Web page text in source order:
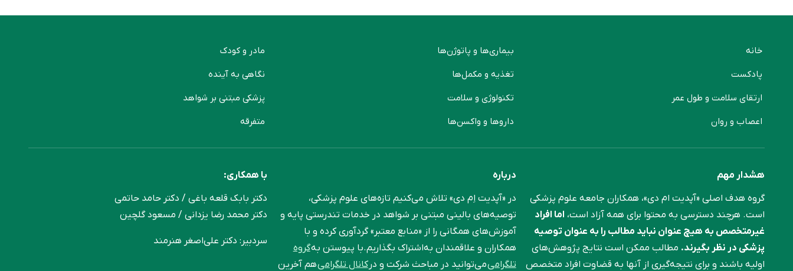
خانه
پادکست
ارتقای سلامت و طول عمر
اعصاب و روان
بیماری‌ها و پاتوژن‌ها
تغذیه و مکمل‌ها
تکنولوژی و سلامت
دارو‌ها و واکسن‌ها
مادر و کودک
نگاهی به آینده
پزشکی مبتنی بر شواهد
متفرقه
هشدار مهم
گروه هدف اصلی «آپدیت ام دی»، همکاران جامعه علوم ‌پزشکی
است. هرچند دسترسی به محتوا برای همه آزاد است، اما افراد
غیرمتخصص به هیچ عنوان نباید مطالب را به عنوان توصیه
پزشکی در نظر بگیرند. مطالب ممکن است نتایج پژوهش‌های
اولیه باشند و برای نتیجه‌گیری از آنها به قضاوت افراد متخصص
درباره
در «آپدیت اِم دی» تلاش می‌کنیم تازه‌های علوم پزشکی،
توصیه‌های بالینی مبتنی بر شواهد در خدمات تندرستی پایه و
آموزش‌های همگانی را از «منابع معتبر» گردآوری کرده و با
همکاران و علاقمندان به‌اشتراک بگذاریم.با پیوستن بهگروه
تلگرامیمی‌توانید در مباحث شرکت و درکانال تلگرامیهم آخرین
با همکاری:
دکتر بابک قلعه‌ باغی / دکتر حامد حاتمی
دکتر محمد رضا یزدانی / مسعود گلچین
سردبیر: دکتر علی‌اصغر هنرمند